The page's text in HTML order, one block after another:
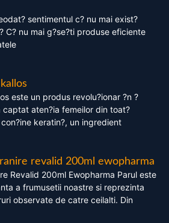
sentimentul c? nu mai exist?
C? nu mai g?se?ti produse eficiente
este un produs revolu?ionar ?n ?
captat aten?ia femeilor din toat?
keratin?, un ingredient
revalid 200ml ewopharma
Revalid 200ml Ewopharma Parul este
a frumusetii noastre si reprezinta
observate de catre ceilalti. Din